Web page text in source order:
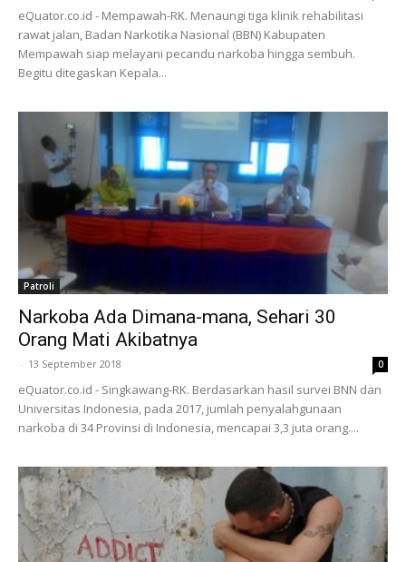
eQuator.co.id - Mempawah-RK. Menaungi tiga klinik rehabilitasi
rawat jalan, Badan Narkotika Nasional (BBN) Kabupaten
Mempawah siap melayani pecandu narkoba hingga sembuh.
Begitu ditegaskan Kepala...
Patroli
Narkoba Ada Dimana-mana, Sehari 30
Orang Mati Akibatnya
- 13 September 2018 0
eQuator.co.id - Singkawang-RK. Berdasarkan hasil survei BNN dan
Universitas Indonesia, pada 2017, jumlah penyalahgunaan
narkoba di 34 Provinsi di Indonesia, mencapai 3,3 juta orang....